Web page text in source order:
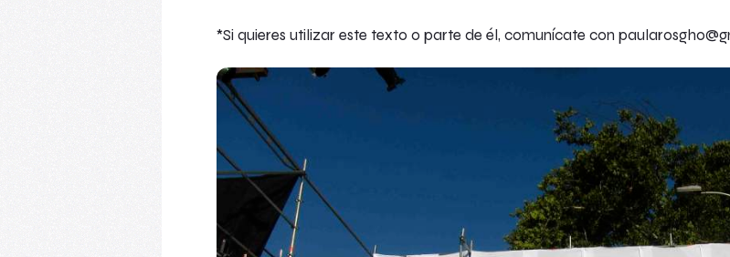
*Si quieres utilizar este texto o parte de él, comunícate con